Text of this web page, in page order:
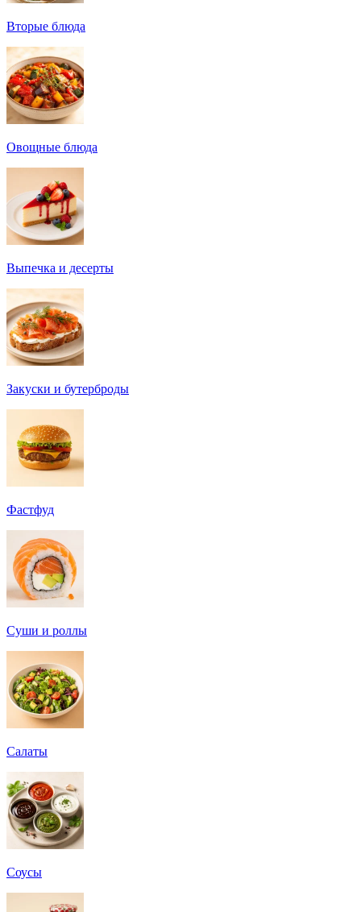
Вторые блюда
Овощные блюда
Выпечка и десерты
Закуски и бутерброды
Фастфуд
Суши и роллы
Салаты
Соусы